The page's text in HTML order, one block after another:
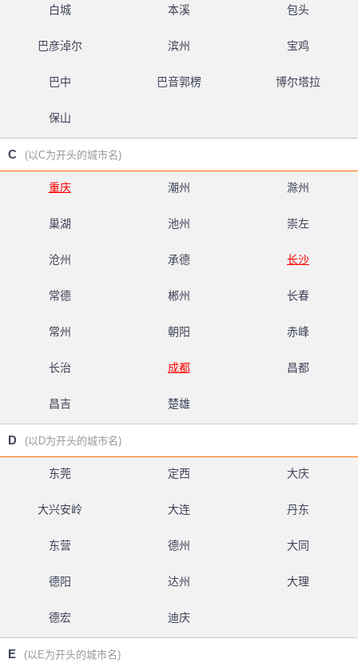
白城 本溪 包头
巴彦淖尔 滨州 宝鸡
巴中 巴音郭楞 博尔塔拉
保山
C (以C为开头的城市名)
重庆 潮州 滁州
巢湖 池州 崇左
沧州 承德 长沙
常德 郴州 长春
常州 朝阳 赤峰
长治 成都 昌都
昌吉 楚雄
D (以D为开头的城市名)
东莞 定西 大庆
大兴安岭 大连 丹东
东营 德州 大同
德阳 达州 大理
德宏 迪庆
E (以E为开头的城市名)